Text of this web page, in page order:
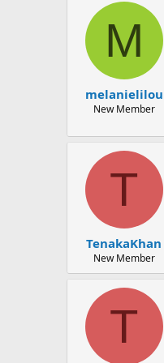
c
d
é
t
M
melanielilou
New Member
T
TenakaKhan
New Member
T